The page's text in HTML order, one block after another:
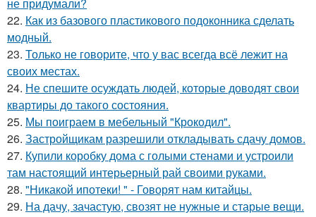
22. Как из базового пластикового подоконника сделать
модный.
23. Только не говорите, что у вас всегда всё лежит на
своих местах.
24. Не спешите осуждать людей, которые доводят свои
квартиры до такого состояния.
25. Мы поиграем в мебельный "Крокодил".
26. Застройщикам разрешили откладывать сдачу домов.
27. Купили коробку дома с голыми стенами и устроили
там настоящий интерьерный рай своими руками.
28. "Никакой ипотеки! " - Говорят нам китайцы.
29. На дачу, зачастую, свозят не нужные и старые вещи.